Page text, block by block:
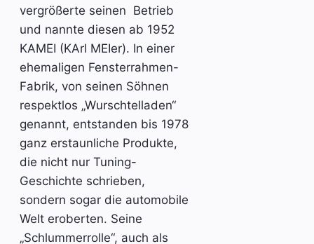
vergrößerte seinen Betrieb
und nannte diesen ab 1952
KAMEI (KArl MEIer). In einer
ehemaligen Fensterrahmen-
Fabrik, von seinen Söhnen
respektlos „Wurschtelladen“
genannt, entstanden bis 1978
ganz erstaunliche Produkte,
die nicht nur Tuning-
Geschichte schrieben,
sondern sogar die automobile
Welt eroberten. Seine
„Schlummerrolle“, auch als